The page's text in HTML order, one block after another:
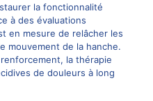
la fonctionnalité
à des évaluations
en mesure de relâcher les
mouvement de la hanche.
la thérapie
de douleurs à long